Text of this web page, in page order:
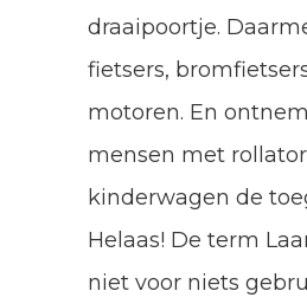
draaipoortje.
fietsers,
motoren. En
mensen met
kinderwagen de
Helaas! De term
niet voor niets